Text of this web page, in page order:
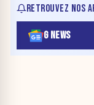
RETROUVEZ NOS
G NEWS